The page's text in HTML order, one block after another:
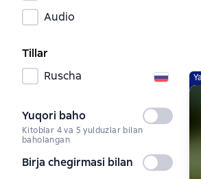
Audio
Tillar
Ruscha
Yuqori baho
Kitoblar 4 va 5 yulduzlar bilan
baholangan
Birja chegirmasi bilan